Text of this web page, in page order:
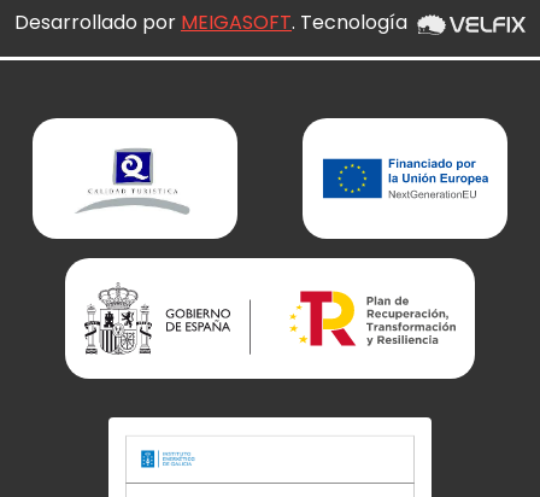
Desarrollado por MEIGASOFT. Tecnología